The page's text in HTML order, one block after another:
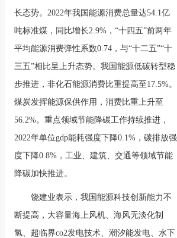
长态势。2022年我国能源消费总量达54.1亿
吨标准煤，同比增长2.9%，“十四五”前两年
平均能源消费弹性系数0.74，与“十二五”“十
三五”相比呈上升态势。我国能源低碳转型稳
步推进，非化石能源消费比重提高至17.5%。
煤炭发挥能源保供作用，消费比重上升至
56.2%。重点领域节能降碳工作持续推进，
2022年单位gdp能耗强度下降0.1%，碳排放强
度下降0.8%，工业、建筑、交通等领域节能
降碳加快推进。
饶建业表示，我国能源科技创新能力不
断提高，大容量海上风机、海风无淡化制
氢、超临界co2发电技术、潮汐能发电、水下